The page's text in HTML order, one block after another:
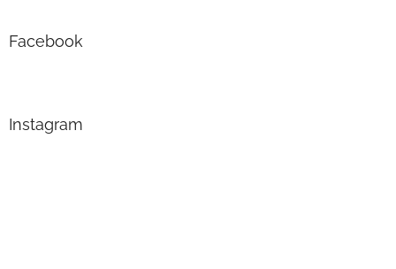
Facebook
Instagram